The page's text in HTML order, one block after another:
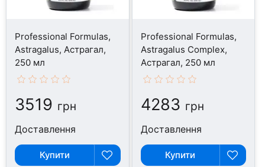
Professional Formulas,
Astragalus, Астрагал,
250 мл
3519 грн
Доставлення
Купити
Professional Formulas,
Astragalus Complex,
Астрагал, 250 мл
4283 грн
Доставлення
Купити